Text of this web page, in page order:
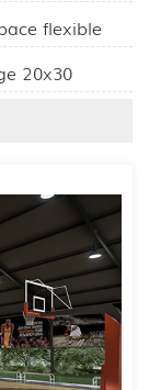
flexible
20x30